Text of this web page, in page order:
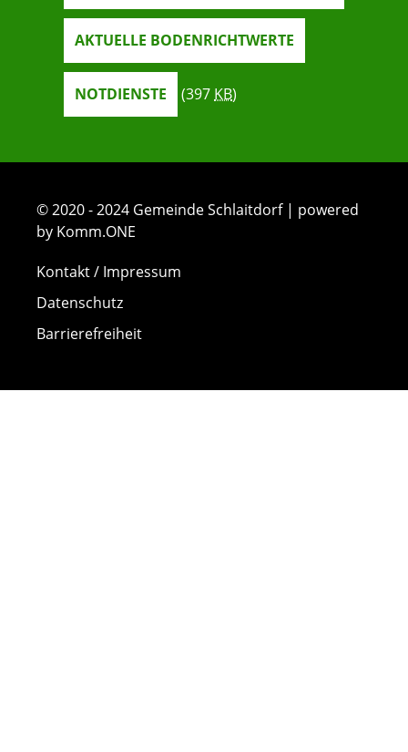
AKTUELLE BODENRICHTWERTE
NOTDIENSTE (397 KB)
© 2020 - 2024 Gemeinde Schlaitdorf | powered
by Komm.ONE
Kontakt / Impressum
Datenschutz
Barrierefreiheit